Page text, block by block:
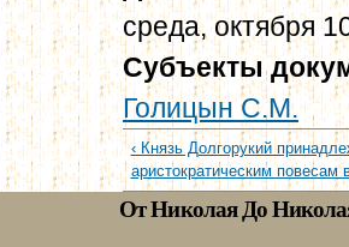
среда, октября
Субъекты
Голицын С.М.
‹ Князь Долгорукий
аристократическим повесам
От Николая До